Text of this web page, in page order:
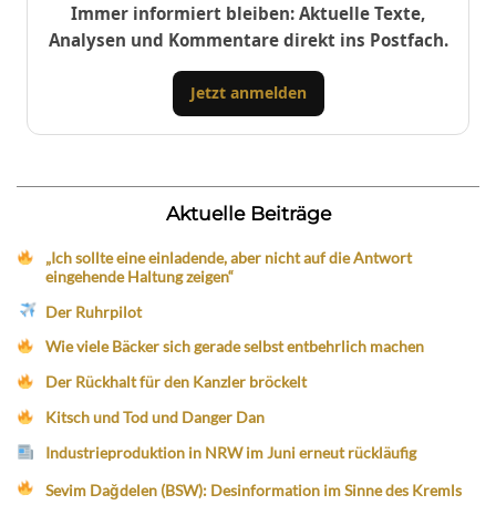
Immer informiert bleiben: Aktuelle Texte,
Analysen und Kommentare direkt ins Postfach.
Jetzt anmelden
Aktuelle Beiträge
„Ich sollte eine einladende, aber nicht auf die Antwort
eingehende Haltung zeigen“
Der Ruhrpilot
Wie viele Bäcker sich gerade selbst entbehrlich machen
Der Rückhalt für den Kanzler bröckelt
Kitsch und Tod und Danger Dan
Industrieproduktion in NRW im Juni erneut rückläufig
Sevim Dağdelen (BSW): Desinformation im Sinne des Kremls